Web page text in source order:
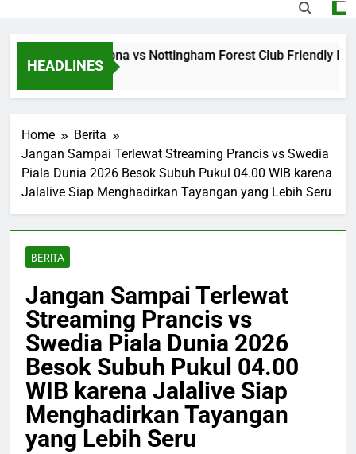
HEADLINES
Barcelona vs Nottingham Forest Club Friendly Dini
Home
Berita
Jangan Sampai Terlewat Streaming Prancis vs Swedia
Piala Dunia 2026 Besok Subuh Pukul 04.00 WIB karena
Jalalive Siap Menghadirkan Tayangan yang Lebih Seru
BERITA
Jangan Sampai Terlewat
Streaming Prancis vs
Swedia Piala Dunia 2026
Besok Subuh Pukul 04.00
WIB karena Jalalive Siap
Menghadirkan Tayangan
yang Lebih Seru